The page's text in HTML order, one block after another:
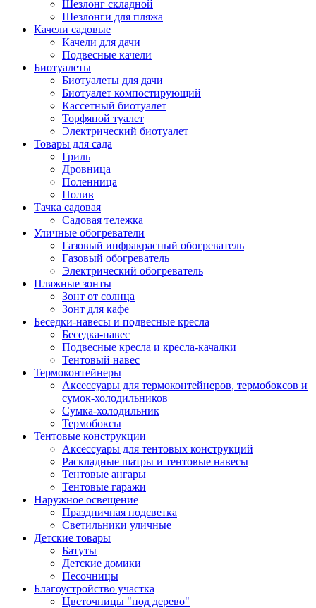
Шезлонг складной
Шезлонги для пляжа
Качели садовые
Качели для дачи
Подвесные качели
Биотуалеты
Биотуалеты для дачи
Биотуалет компостирующий
Кассетный биотуалет
Торфяной туалет
Электрический биотуалет
Товары для сада
Гриль
Дровница
Поленница
Полив
Тачка садовая
Садовая тележка
Уличные обогреватели
Газовый инфракрасный обогреватель
Газовый обогреватель
Электрический обогреватель
Пляжные зонты
Зонт от солнца
Зонт для кафе
Беседки-навесы и подвесные кресла
Беседка-навес
Подвесные кресла и кресла-качалки
Тентовый навес
Термоконтейнеры
Аксессуары для термоконтейнеров, термобоксов и
сумок-холодильников
Сумка-холодильник
Термобоксы
Тентовые конструкции
Аксессуары для тентовых конструкций
Раскладные шатры и тентовые навесы
Тентовые ангары
Тентовые гаражи
Наружное освещение
Праздничная подсветка
Светильники уличные
Детские товары
Батуты
Детские домики
Песочницы
Благоустройство участка
Цветочницы "под дерево"